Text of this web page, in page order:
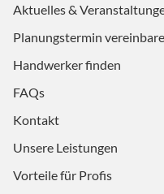
Aktuelles &
Planungstermin
Handwerker finden
FAQs
Kontakt
Unsere Leistungen
Vorteile für Profis